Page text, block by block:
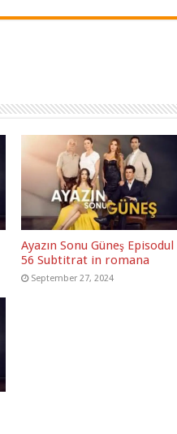
Ayazın Sonu Güneş Episodul
56 Subtitrat in romana
September 27, 2024